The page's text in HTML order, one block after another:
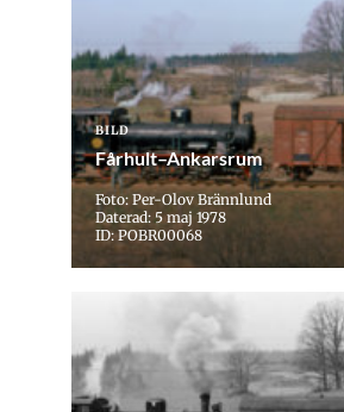
BILD
Fårhult–Ankarsrum
Foto: Per-Olov Brännlund
Daterad: 5 maj 1978
ID: POBR00068